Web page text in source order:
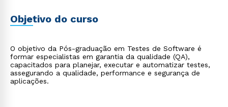
Objetivo do curso
O objetivo da Pós-graduação em Testes de Software é
formar especialistas em garantia da qualidade (QA),
capacitados para planejar, executar e automatizar testes,
assegurando a qualidade, performance e segurança de
aplicações.